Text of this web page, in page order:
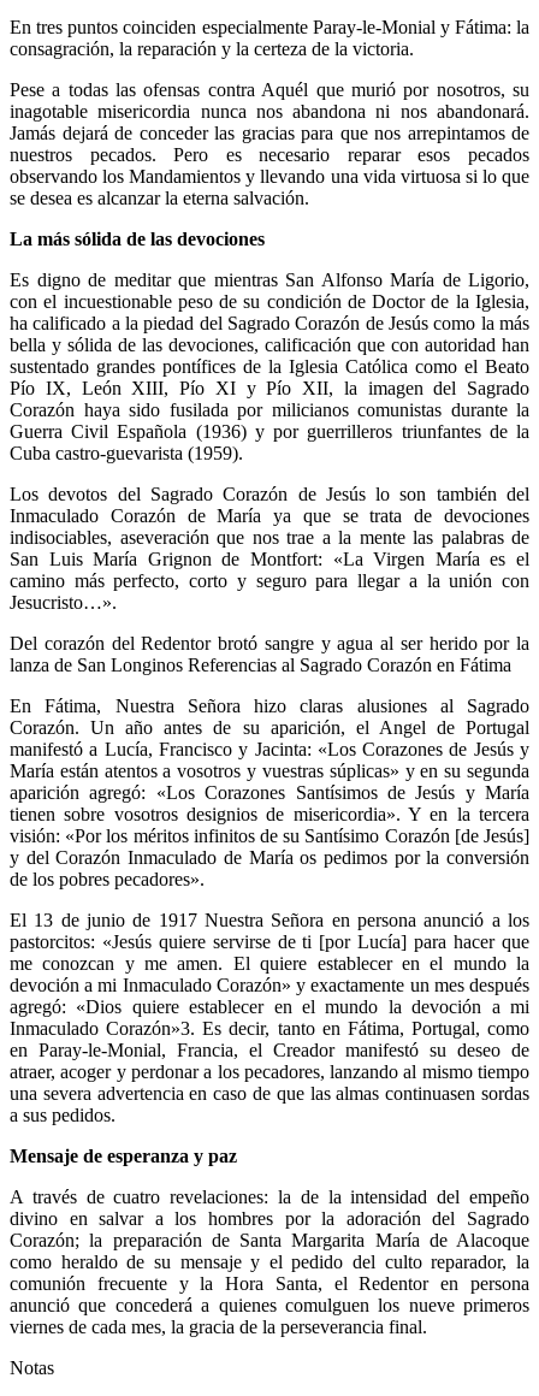
En tres puntos coinciden especialmente Paray-le-Monial y Fátima: la
consagración, la reparación y la certeza de la victoria.
Pese a todas las ofensas contra Aquél que murió por nosotros, su
inagotable misericordia nunca nos abandona ni nos abandonará.
Jamás dejará de conceder las gracias para que nos arrepintamos de
nuestros pecados. Pero es necesario reparar esos pecados
observando los Mandamientos y llevando una vida virtuosa si lo que
se desea es alcanzar la eterna salvación.
La más sólida de las devociones
Es digno de meditar que mientras San Alfonso María de Ligorio,
con el incuestionable peso de su condición de Doctor de la Iglesia,
ha calificado a la piedad del Sagrado Corazón de Jesús como la más
bella y sólida de las devociones, calificación que con autoridad han
sustentado grandes pontí­fices de la Iglesia Católica como el Beato
Pío IX, León XIII, Pí­o XI y Pí­o XII, la imagen del Sagrado
Corazón haya sido fusilada por milicianos comunistas durante la
Guerra Civil Española (1936) y por guerrilleros triunfantes de la
Cuba castro-guevarista (1959).
Los devotos del Sagrado Corazón de Jesús lo son también del
Inmaculado Corazón de Marí­a ya que se trata de devociones
indisociables, aseveración que nos trae a la mente las palabras de
San Luis Marí­a Grignon de Montfort: «La Virgen María es el
camino más perfecto, corto y seguro para llegar a la unión con
Jesucristo…».
Del corazón del Redentor brotó sangre y agua al ser herido por la
lanza de San Longinos Referencias al Sagrado Corazón en Fátima
En Fátima, Nuestra Señora hizo claras alusiones al Sagrado
Corazón. Un año antes de su aparición, el Angel de Portugal
manifestó a Lucí­a, Francisco y Jacinta: «Los Corazones de Jesús y
María están atentos a vosotros y vuestras súplicas» y en su segunda
aparición agregó: «Los Corazones Santísimos de Jesús y Marí­a
tienen sobre vosotros designios de misericordia». Y en la tercera
visión: «Por los méritos infinitos de su Santísimo Corazón [de Jesús]
y del Corazón Inmaculado de María os pedimos por la conversión
de los pobres pecadores».
El 13 de junio de 1917 Nuestra Señora en persona anunció a los
pastorcitos: «Jesús quiere servirse de ti [por Lucí­a] para hacer que
me conozcan y me amen. El quiere establecer en el mundo la
devoción a mi Inmaculado Corazón» y exactamente un mes después
agregó: «Dios quiere establecer en el mundo la devoción a mi
Inmaculado Corazón»3. Es decir, tanto en Fátima, Portugal, como
en Paray-le-Monial, Francia, el Creador manifestó su deseo de
atraer, acoger y perdonar a los pecadores, lanzando al mismo tiempo
una severa advertencia en caso de que las almas continuasen sordas
a sus pedidos.
Mensaje de esperanza y paz
A través de cuatro revelaciones: la de la intensidad del empeño
divino en salvar a los hombres por la adoración del Sagrado
Corazón; la preparación de Santa Margarita Marí­a de Alacoque
como heraldo de su mensaje y el pedido del culto reparador, la
comunión frecuente y la Hora Santa, el Redentor en persona
anunció que concederá a quienes comulguen los nueve primeros
viernes de cada mes, la gracia de la perseverancia final.
Notas